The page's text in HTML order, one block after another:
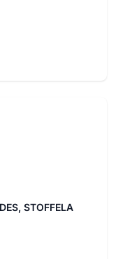
STOFFELA